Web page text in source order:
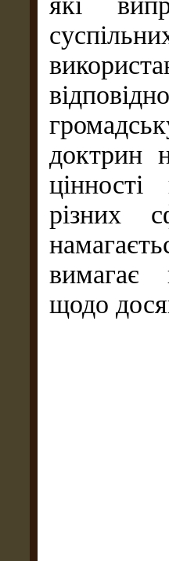
доктрин
різних
вимагає
щодо